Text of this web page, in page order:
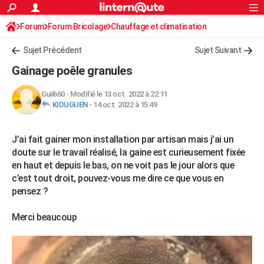
ACTUALITÉS
Politique
Société
Faits Divers
Education
Monde
Villes
+
FINANCE
Retraite
Impôts
Epargne
Immobilier
Risques naturels par ville
Banque
Assurance
Crédit
AUTO
HIGH-TECH
Mobiles
Meilleur smartphone
Internet
Ordinateurs
Jeux vidéo
Guide high-tech
+BRICOLAGE
Forum
Aménagement intérieur
Extérieur
Cuisine
Salle de bains
Jardinage
Rangement
WEEK-END
Alimentation
Guide de la santé
Maladies
Médicaments
Sommeil
VOYAGE
Rechercher
S'inscrire
Connexion
Forum Forum Bricolage Chauffage et climatisation
Chauffage bois/pellet/granulés
Sujet Précédent Sujet Suivant
Gainage poêle granules
Guil660- Modifié le 13 oct. 2022 à 22:11
KIDUGUEN- 14 oct. 2022 à 15:49
J’ai fait gainer mon installation par artisan mais j’ai un
doute sur le travail réalisé, la gaine est curieusement fixée
en haut et depuis le bas, on ne voit pas le jour alors que
c’est tout droit, pouvez-vous me dire ce que vous en
pensez ?
Merci beaucoup